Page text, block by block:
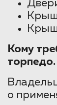
Кому
торпедо.
о